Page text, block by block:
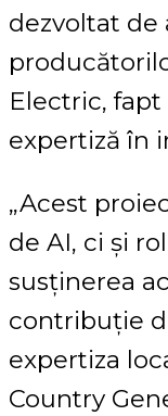
dezvoltat
Electric,
expertiză în
„Acest
de AI, ci și
susținerea
contribuție
expertiza
Country